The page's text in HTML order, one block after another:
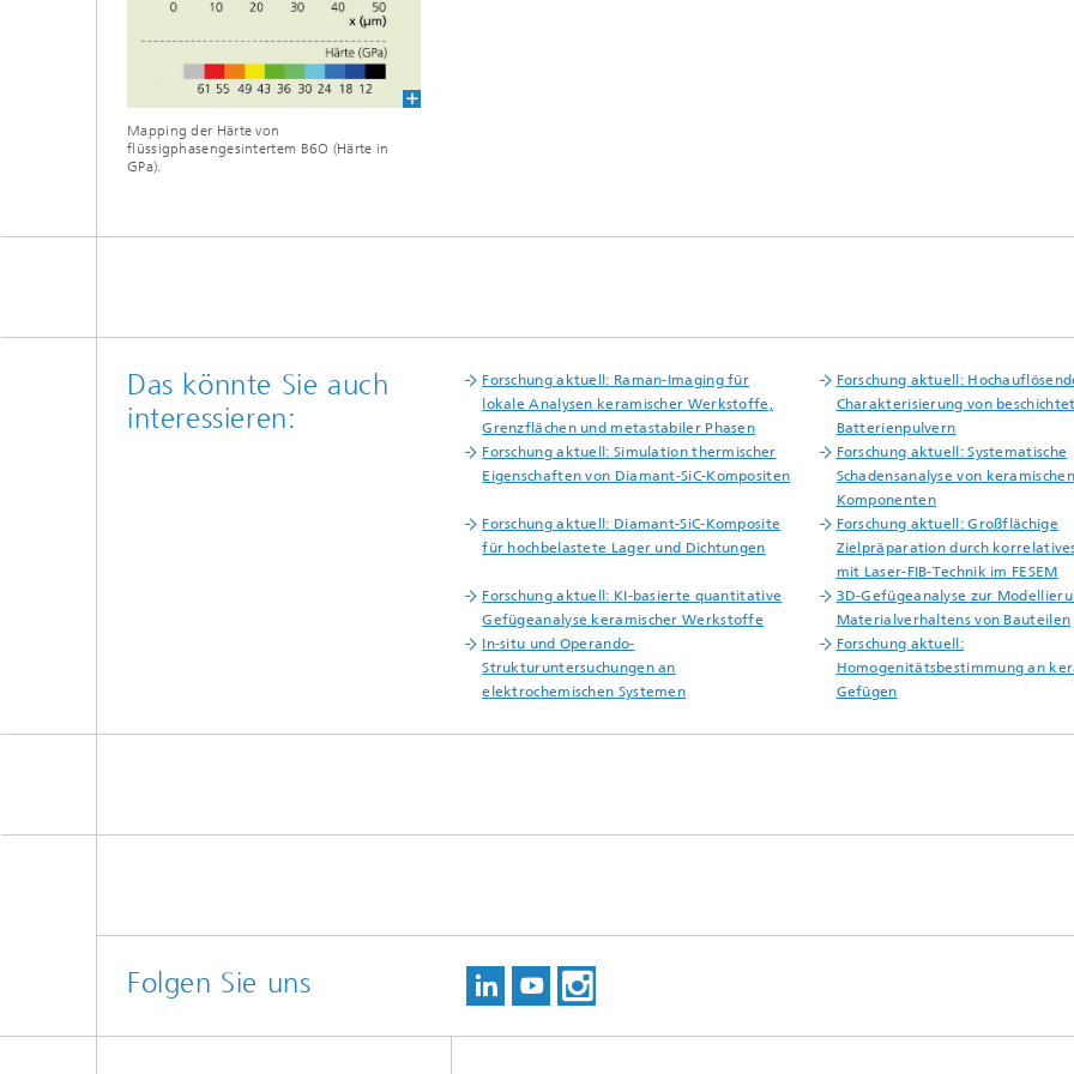
Mapping der Härte von
flüssigphasengesintertem B6O (Härte in
GPa).
Das könnte Sie auch
interessieren:
Forschung aktuell: Raman-Imaging für
lokale Analysen keramischer Werkstoffe,
Grenzflächen und metastabiler Phasen
Forschung aktuell:
Charakterisierung von
Batterienpulvern
Forschung aktuell: Simulation thermischer
Eigenschaften von Diamant-SiC-Kompositen
Forschung aktuell: Systematische
Schadensanalyse von keramischen
Komponenten
Forschung aktuell: Diamant-SiC-Komposite
für hochbelastete Lager und Dichtungen
Forschung aktuell: Großflächige
Zielpräparation durch
mit Laser-FIB-Technik im FESEM
Forschung aktuell: KI-basierte quantitative
Gefügeanalyse keramischer Werkstoffe
3D-Gefügeanalyse zur
Materialverhaltens von Bauteilen
In-situ und Operando-
Strukturuntersuchungen an
elektrochemischen Systemen
Forschung aktuell:
Homogenitätsbestimmung an
Gefügen
Folgen Sie uns